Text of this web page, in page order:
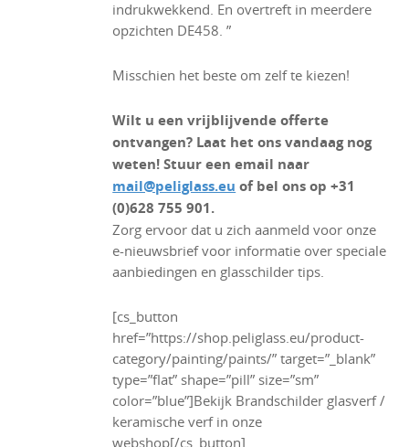
indrukwekkend. En overtreft in meerdere
opzichten DE458. ”
Misschien het beste om zelf te kiezen!
Wilt u een vrijblijvende offerte
ontvangen? Laat het ons vandaag nog
weten! Stuur een email naar
mail@peliglass.eu of bel ons op +31
(0)628 755 901.
Zorg ervoor dat u zich aanmeld voor onze
e-nieuwsbrief voor informatie over speciale
aanbiedingen en glasschilder tips.
[cs_button
href=”https://shop.peliglass.eu/product-
category/painting/paints/” target=”_blank”
type=”flat” shape=”pill” size=”sm”
color=”blue”]Bekijk Brandschilder glasverf /
keramische verf in onze
webshop[/cs_button]